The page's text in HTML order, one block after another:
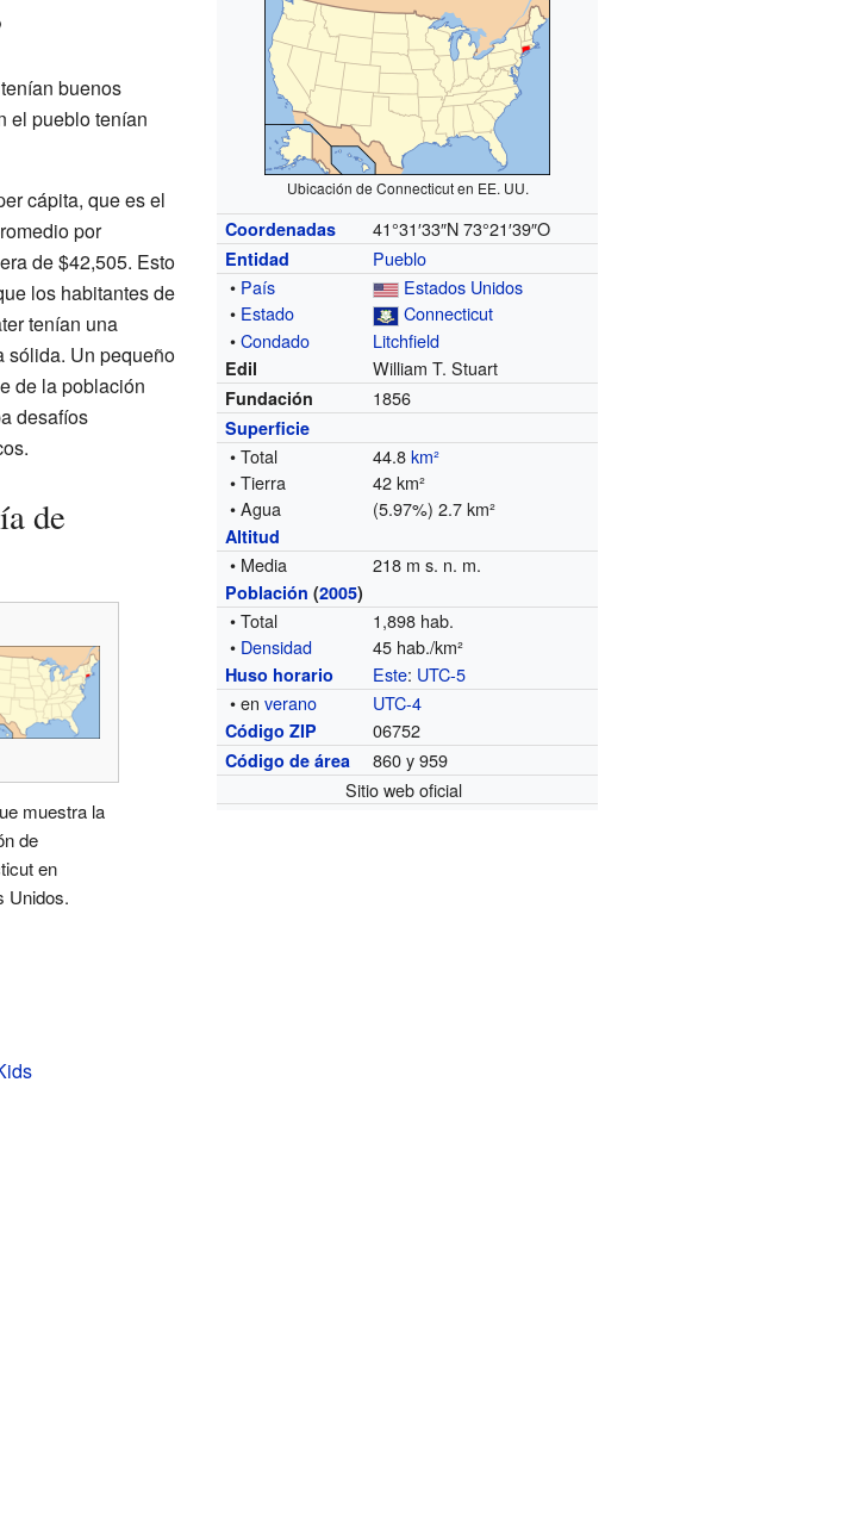
Ubicación de Connecticut en EE. UU.
Coordenadas 41°31′33″N 73°21′39″O
Entidad
Pueblo
• País
Estados Unidos
• Estado
Connecticut
•Condado Litchfield
Edil William T. Stuart
Fundación 1856
Superficie
• Total 44.8km²
• Tierra
42 km²
• Agua
(5.97%) 2.7 km²
Altitud
• Media 218 m s. n. m.
Población (2005)
• Total
1,898 hab.
• Densidad 45 hab./km²
Huso horario Este: UTC-5
• enverano UTC-4
Código ZIP 06752
Código de área
860 y 959
Sitio web oficial
buenos
el pueblo tenían
cápita, que es el
por
de $42,505. Esto
los habitantes de
tenían una
sólida. Un pequeño
de la población
desafíos
de
muestra la
de
en
Unidos.